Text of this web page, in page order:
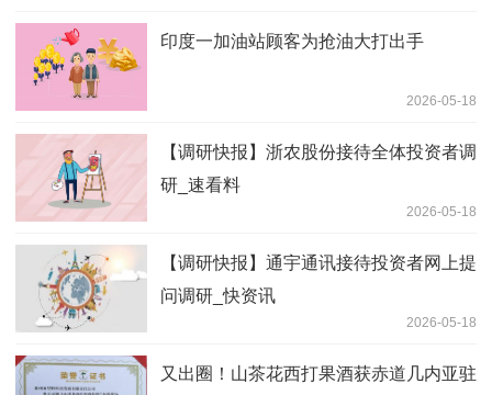
印度一加油站顾客为抢油大打出手
2026-05-18
【调研快报】浙农股份接待全体投资者调
研_速看料
2026-05-18
【调研快报】通宇通讯接待投资者网上提
问调研_快资讯
2026-05-18
又出圈！山茶花西打果酒获赤道几内亚驻